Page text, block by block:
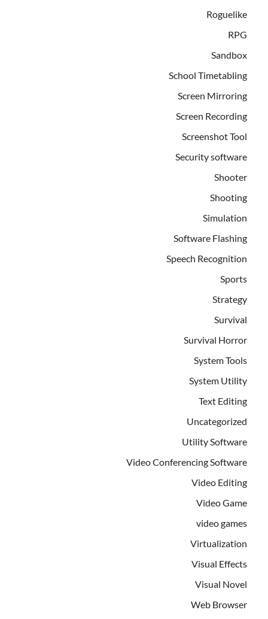
Roguelike
RPG
Sandbox
School Timetabling
Screen Mirroring
Screen Recording
Screenshot Tool
Security software
Shooter
Shooting
Simulation
Software Flashing
Speech Recognition
Sports
Strategy
Survival
Survival Horror
System Tools
System Utility
Text Editing
Uncategorized
Utility Software
Video Conferencing Software
Video Editing
Video Game
video games
Virtualization
Visual Effects
Visual Novel
Web Browser